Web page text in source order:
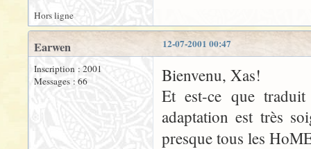
Hors ligne
12-07-2001 00:47
Earwen
Inscription : 2001
Messages : 66
Bienvenu, Xas!
Et est-ce que
adaptation est très
presque tous les